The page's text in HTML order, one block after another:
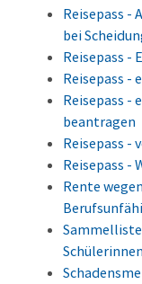
Reisepass -
bei
Reisepass -
Reisepass -
Reisepass -
beantragen
Reisepass -
Reisepass -
Rente